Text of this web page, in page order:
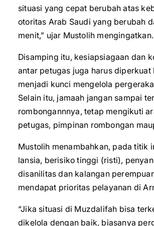
situasi yang cepat berubah atas
otoritas Arab Saudi yang berubah
menit,” ujar Mustolih mengingatkan.
Disamping itu, kesiapsiagaan dan
antar petugas juga harus diperkuat
menjadi kunci mengelola
Selain itu, jamaah jangan sampai
rombongannnya, tetap mengikuti
petugas, pimpinan rombongan
Mustolih menambahkan, pada titik
lansia, berisiko tinggi (risti),
disanilitas dan kalangan
mendapat prioritas pelayanan di
“Jika situasi di Muzdalifah bisa
dikelola dengan baik, biasanya